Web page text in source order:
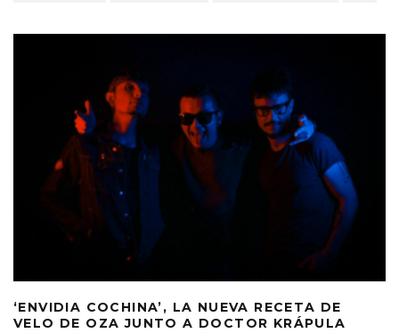
‘ENVIDIA COCHINA’, LA NUEVA RECETA DE
VELO DE OZA JUNTO A DOCTOR KRÁPULA